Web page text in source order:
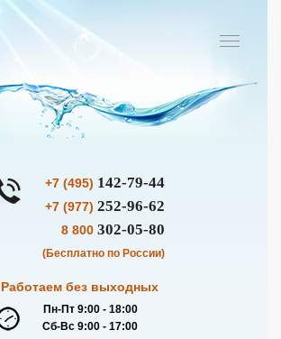
+7 (495) 142-79-44
+7 (977) 252-96-62
8 800 302-05-80
(Бесплатно по России)
Работаем без выходных
Пн-Пт 9:00 - 18:00
Сб-Вс 9:00 - 17:00